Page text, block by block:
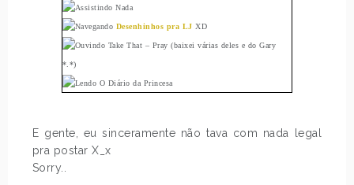
Nada
Desenhinhos pra LJ XD
Take That – Pray (baixei várias deles e do Gary
*.*)
O Diário da Princesa
E gente, eu sinceramente não tava com nada legal
pra postar X_x
Sorry..